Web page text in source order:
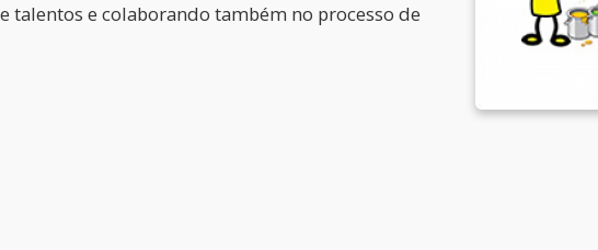
talentos e colaborando também no processo de